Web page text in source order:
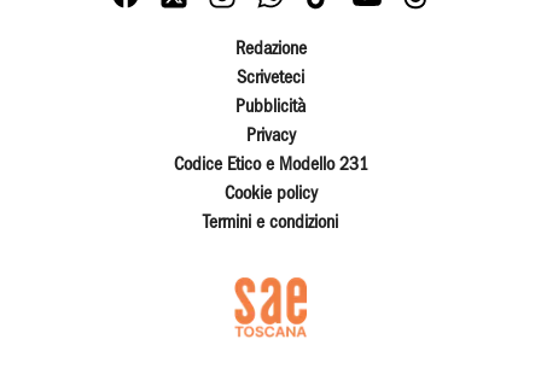
Redazione
Scriveteci
Pubblicità
Privacy
Codice Etico e Modello 231
Cookie policy
Termini e condizioni